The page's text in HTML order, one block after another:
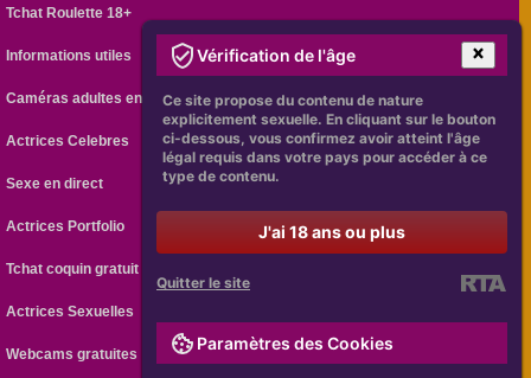
Tchat Roulette 18+
Informations utiles
Caméras adultes en ligne
Actrices Celebres
Sexe en direct
Actrices Portfolio
Tchat coquin gratuit
Actrices Sexuelles
Webcams gratuites
Vérification de l'âge
Ce site propose du contenu de nature
explicitement sexuelle. En cliquant sur le bouton
ci-dessous, vous confirmez avoir atteint l'âge
légal requis dans votre pays pour accéder à ce
type de contenu.
J'ai 18 ans ou plus
Quitter le site
Paramètres des Cookies